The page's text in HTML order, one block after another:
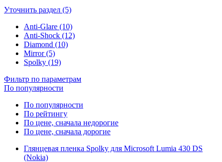
Уточнить раздел (5)
Anti-Glare (10)
Anti-Shock (12)
Diamond (10)
Mirror (5)
Spolky (19)
Фильтр по параметрам
По популярности
По популярности
По рейтингу
По цене, сначала недорогие
По цене, сначала дорогие
Глянцевая пленка Spolky для Microsoft Lumia 430 DS
(Nokia)